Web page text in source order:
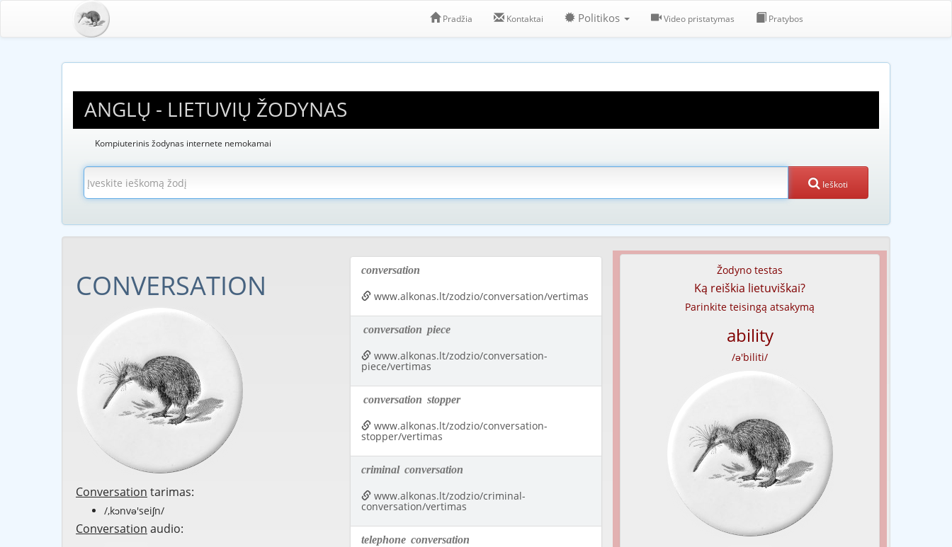
Pradžia Kontaktai Politikos Video pristatymas Pratybos
ANGLŲ - LIETUVIŲ ŽODYNAS
Kompiuterinis žodynas internete nemokamai
Ieškoti
CONVERSATION
Conversation tarimas:
/,kɔnvə'seiʃn/
Conversation audio:
conversation
www.alkonas.lt/zodzio/conversation/vertimas
conversation piece
www.alkonas.lt/zodzio/conversation-
piece/vertimas
conversation stopper
www.alkonas.lt/zodzio/conversation-
stopper/vertimas
criminal conversation
www.alkonas.lt/zodzio/criminal-
conversation/vertimas
telephone conversation
Žodyno testas
Ką reiškia lietuviškai?
Parinkite teisingą atsakymą
ability
/ə'biliti/